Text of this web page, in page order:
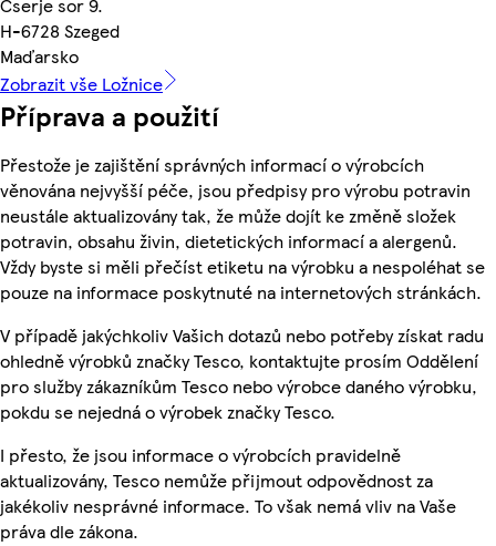
Cserje sor 9.
H-6728 Szeged
Maďarsko
Zobrazit vše Ložnice
Příprava a použití
Přestože je zajištění správných informací o výrobcích
věnována nejvyšší péče, jsou předpisy pro výrobu potravin
neustále aktualizovány tak, že může dojít ke změně složek
potravin, obsahu živin, dietetických informací a alergenů.
Vždy byste si měli přečíst etiketu na výrobku a nespoléhat se
pouze na informace poskytnuté na internetových stránkách.
V případě jakýchkoliv Vašich dotazů nebo potřeby získat radu
ohledně výrobků značky Tesco, kontaktujte prosím Oddělení
pro služby zákazníkům Tesco nebo výrobce daného výrobku,
pokdu se nejedná o výrobek značky Tesco.
I přesto, že jsou informace o výrobcích pravidelně
aktualizovány, Tesco nemůže přijmout odpovědnost za
jakékoliv nesprávné informace. To však nemá vliv na Vaše
práva dle zákona.